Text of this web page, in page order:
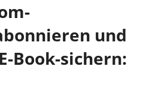
und
Book-sichern: